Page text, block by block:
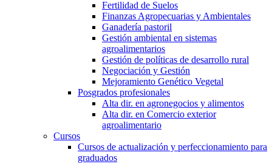
Fertilidad de Suelos
Finanzas Agropecuarias y Ambientales
Ganadería pastoril
Gestión ambiental en sistemas
agroalimentarios
Gestión de políticas de desarrollo rural
Negociación y Gestión
Mejoramiento Genético Vegetal
Posgrados profesionales
Alta dir. en agronegocios y alimentos
Alta dir. en Comercio exterior
agroalimentario
Cursos
Cursos de actualización y perfeccionamiento para
graduados